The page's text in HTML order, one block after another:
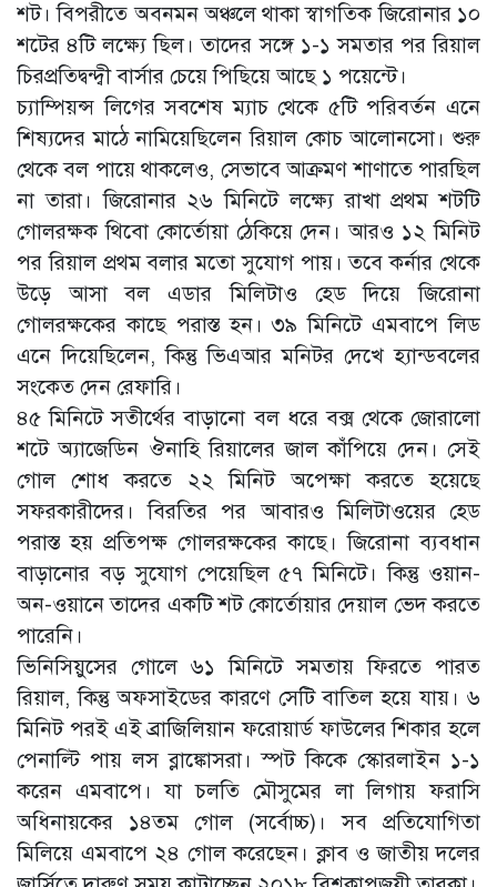
শট। বিপরীতে অবনমন অঞ্চলে থাকা স্বাগতিক জিরোনার ১০
শটের ৪টি লক্ষ্যে ছিল। তাদের সঙ্গে ১-১ সমতার পর রিয়াল
চিরপ্রতিদ্বন্দ্বী বার্সার চেয়ে পিছিয়ে আছে ১ পয়েন্টে।
চ্যাম্পিয়ন্স লিগের সবশেষ ম্যাচ থেকে ৫টি পরিবর্তন এনে
শিষ্যদের মাঠে নামিয়েছিলেন রিয়াল কোচ আলোনসো। শুরু
থেকে বল পায়ে থাকলেও, সেভাবে আক্রমণ শাণাতে পারছিল
না তারা। জিরোনার ২৬ মিনিটে লক্ষ্যে রাখা প্রথম শটটি
গোলরক্ষক থিবো কোর্তোয়া ঠেকিয়ে দেন। আরও ১২ মিনিট
পর রিয়াল প্রথম বলার মতো সুযোগ পায়। তবে কর্নার থেকে
উড়ে আসা বল এডার মিলিটাও হেড দিয়ে জিরোনা
গোলরক্ষকের কাছে পরাস্ত হন। ৩৯ মিনিটে এমবাপে লিড
এনে দিয়েছিলেন, কিন্তু ভিএআর মনিটর দেখে হ্যান্ডবলের
সংকেত দেন রেফারি।
৪৫ মিনিটে সতীর্থের বাড়ানো বল ধরে বক্স থেকে জোরালো
শটে অ্যাজেডিন ঔনাহি রিয়ালের জাল কাঁপিয়ে দেন। সেই
গোল শোধ করতে ২২ মিনিট অপেক্ষা করতে হয়েছে
সফরকারীদের। বিরতির পর আবারও মিলিটাওয়ের হেড
পরাস্ত হয় প্রতিপক্ষ গোলরক্ষকের কাছে। জিরোনা ব্যবধান
বাড়ানোর বড় সুযোগ পেয়েছিল ৫৭ মিনিটে। কিন্তু ওয়ান-
অন-ওয়ানে তাদের একটি শট কোর্তোয়ার দেয়াল ভেদ করতে
পারেনি।
ভিনিসিয়ুসের গোলে ৬১ মিনিটে সমতায় ফিরতে পারত
রিয়াল, কিন্তু অফসাইডের কারণে সেটি বাতিল হয়ে যায়। ৬
মিনিট পরই এই ব্রাজিলিয়ান ফরোয়ার্ড ফাউলের শিকার হলে
পেনাল্টি পায় লস ব্লাঙ্কোসরা। স্পট কিকে স্কোরলাইন ১-১
করেন এমবাপে। যা চলতি মৌসুমের লা লিগায় ফরাসি
অধিনায়কের ১৪তম গোল (সর্বোচ্চ)। সব প্রতিযোগিতা
মিলিয়ে এমবাপে ২৪ গোল করেছেন। ক্লাব ও জাতীয় দলের